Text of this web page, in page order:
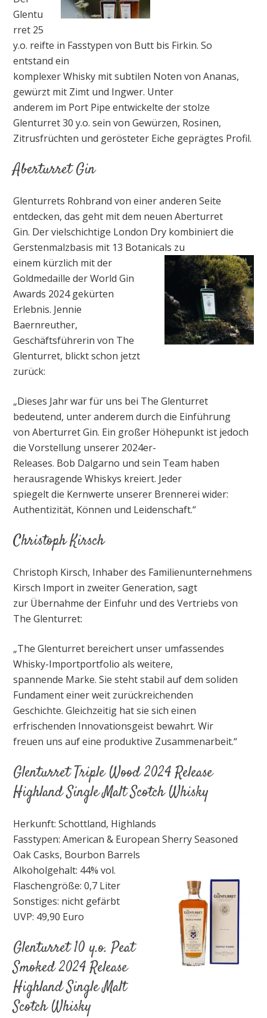
Glentu
rret 25
y.o. reifte in Fasstypen von Butt bis Firkin. So
entstand ein
komplexer Whisky mit subtilen Noten von Ananas,
gewürzt mit Zimt und Ingwer. Unter
anderem im Port Pipe entwickelte der stolze
Glenturret 30 y.o. sein von Gewürzen, Rosinen,
Zitrusfrüchten und gerösteter Eiche geprägtes Profil.
Aberturret Gin
Glenturrets Rohbrand von einer anderen Seite
entdecken, das geht mit dem neuen Aberturret
Gin. Der vielschichtige London Dry kombiniert die
Gerstenmalzbasis mit 13 Botanicals zu
einem kürzlich mit der
Goldmedaille der World Gin
Awards 2024 gekürten
Erlebnis. Jennie
Baernreuther,
Geschäftsführerin von The
Glenturret, blickt schon jetzt
zurück:
„Dieses Jahr war für uns bei The Glenturret
bedeutend, unter anderem durch die Einführung
von Aberturret Gin. Ein großer Höhepunkt ist jedoch
die Vorstellung unserer 2024er-
Releases. Bob Dalgarno und sein Team haben
herausragende Whiskys kreiert. Jeder
spiegelt die Kernwerte unserer Brennerei wider:
Authentizität, Können und Leidenschaft.“
Christoph Kirsch
Christoph Kirsch, Inhaber des Familienunternehmens
Kirsch Import in zweiter Generation, sagt
zur Übernahme der Einfuhr und des Vertriebs von
The Glenturret:
„The Glenturret bereichert unser umfassendes
Whisky-Importportfolio als weitere,
spannende Marke. Sie steht stabil auf dem soliden
Fundament einer weit zurückreichenden
Geschichte. Gleichzeitig hat sie sich einen
erfrischenden Innovationsgeist bewahrt. Wir
freuen uns auf eine produktive Zusammenarbeit.“
Glenturret Triple Wood 2024 Release
Highland Single Malt Scotch Whisky
Herkunft: Schottland, Highlands
Fasstypen: American & European Sherry Seasoned
Oak Casks, Bourbon Barrels
Alkoholgehalt: 44% vol.
Flaschengröße: 0,7 Liter
Sonstiges: nicht gefärbt
UVP: 49,90 Euro
Glenturret 10 y.o. Peat
Smoked 2024 Release
Highland Single Malt
Scotch Whisky